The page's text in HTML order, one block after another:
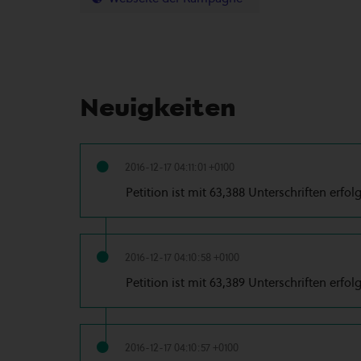
Neuigkeiten
2016-12-17 04:11:01 +0100
Petition ist mit 63,388 Unterschriften
2016-12-17 04:10:58 +0100
Petition ist mit 63,389 Unterschriften
2016-12-17 04:10:57 +0100